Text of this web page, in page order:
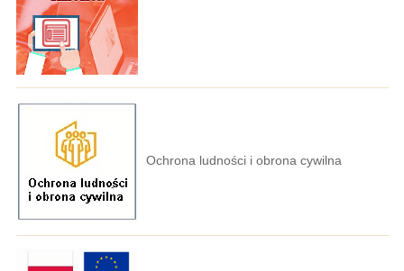
Ochrona ludności i obrona cywilna